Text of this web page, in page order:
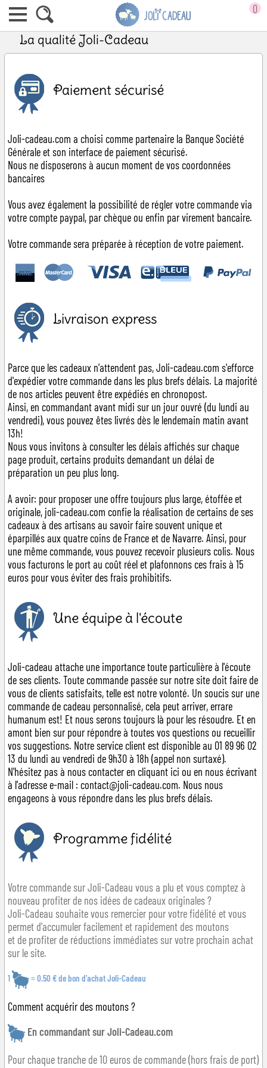
0
La qualité Joli-Cadeau
Paiement sécurisé
Joli-cadeau.com a choisi comme partenaire la Banque Société
Générale et son interface de paiement sécurisé.
Nous ne disposerons à aucun moment de vos coordonnées
bancaires
Vous avez également la possibilité de régler votre commande via
votre compte paypal, par chèque ou enfin par virement bancaire.
Votre commande sera préparée à réception de votre paiement.
Livraison express
Parce que les cadeaux n'attendent pas, Joli-cadeau.com s'efforce
d'expédier votre commande dans les plus brefs délais. La majorité
de nos articles peuvent être expédiés en chronopost.
Ainsi, en commandant avant midi sur un jour ouvré (du lundi au
vendredi), vous pouvez êtes livrés dès le lendemain matin avant
13h!
Nous vous invitons à consulter les délais affichés sur chaque
page produit, certains produits demandant un délai de
préparation un peu plus long.
A avoir: pour proposer une offre toujours plus large, étoffée et
originale, joli-cadeau.com confie la réalisation de certains de ses
cadeaux à des artisans au savoir faire souvent unique et
éparpillés aux quatre coins de France et de Navarre. Ainsi, pour
une même commande, vous pouvez recevoir plusieurs colis. Nous
vous facturons le port au coût réel et plafonnons ces frais à 15
euros pour vous éviter des frais prohibitifs.
Une équipe à l'écoute
Joli-cadeau attache une importance toute particulière à l'écoute
de ses clients. Toute commande passée sur notre site doit faire de
vous de clients satisfaits, telle est notre volonté. Un soucis sur une
commande de cadeau personnalisé, cela peut arriver, errare
humanum est! Et nous serons toujours là pour les résoudre. Et en
amont bien sur pour répondre à toutes vos questions ou recueillir
vos suggestions. Notre service client est disponible au 01 89 96 02
13 du lundi au vendredi de 9h30 à 18h (appel non surtaxé).
N'hésitez pas à nous contacter en cliquant ici ou en nous écrivant
à l'adresse e-mail : contact@joli-cadeau.com. Nous nous
engageons à vous répondre dans les plus brefs délais.
Programme fidélité
Votre commande sur Joli-Cadeau vous a plu et vous comptez à
nouveau profiter de nos idées de cadeaux originales ?
Joli-Cadeau souhaite vous remercier pour votre fidélité et vous
permet d'accumuler facilement et rapidement des moutons
et de profiter de réductions immédiates sur votre prochain achat
sur le site.
1 = 0.50 € de bon d'achat Joli-Cadeau
Comment acquérir des moutons ?
En commandant sur Joli-Cadeau.com
Pour chaque tranche de 10 euros de commande (hors frais de port)